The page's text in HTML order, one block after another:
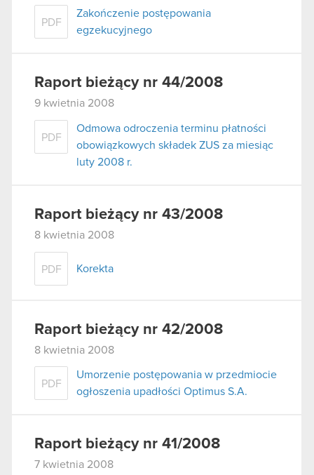
PDF
Zakończenie postępowania
egzekucyjnego
Raport bieżący nr 44/2008
9 kwietnia 2008
PDF
Odmowa odroczenia terminu płatności
obowiązkowych składek ZUS za miesiąc
luty 2008 r.
Raport bieżący nr 43/2008
8 kwietnia 2008
PDF Korekta
Raport bieżący nr 42/2008
8 kwietnia 2008
PDF
Umorzenie postępowania w przedmiocie
ogłoszenia upadłości Optimus S.A.
Raport bieżący nr 41/2008
7 kwietnia 2008